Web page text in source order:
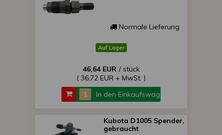
Normale Lieferung
Auf Lager
46,64 EUR / stück
( 36,72 EUR + MwSt. )
In den Einkaufswagen
Kubota D1005 Spender,
gebraucht